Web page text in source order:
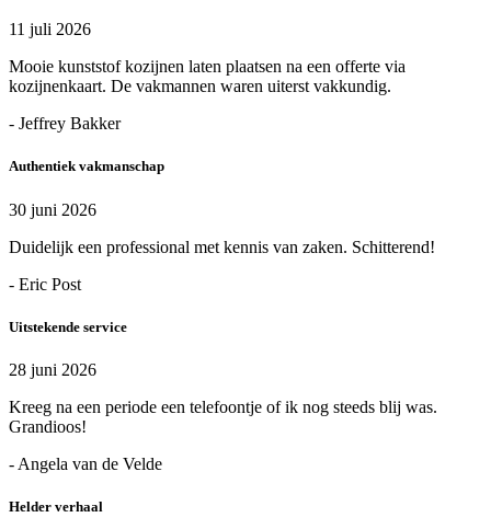
11 juli 2026
Mooie kunststof kozijnen laten plaatsen na een offerte via
kozijnenkaart. De vakmannen waren uiterst vakkundig.
- Jeffrey Bakker
Authentiek vakmanschap
30 juni 2026
Duidelijk een professional met kennis van zaken. Schitterend!
- Eric Post
Uitstekende service
28 juni 2026
Kreeg na een periode een telefoontje of ik nog steeds blij was.
Grandioos!
- Angela van de Velde
Helder verhaal